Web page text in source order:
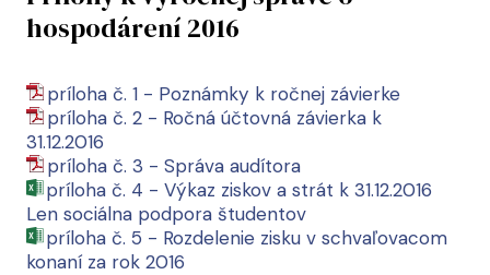
hospodárení 2016
príloha č. 1 - Poznámky k ročnej závierke
príloha č. 2 - Ročná účtovná závierka k
31.12.2016
príloha č. 3 - Správa audítora
príloha č. 4 - Výkaz ziskov a strát k 31.12.2016
Len sociálna podpora študentov
príloha č. 5 - Rozdelenie zisku v schvaľovacom
konaní za rok 2016